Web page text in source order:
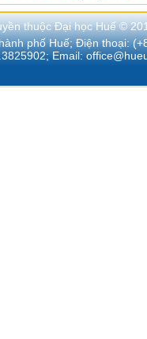
thuộc Đại học Huế ©
phố Huế; Điện thoại:
Email: